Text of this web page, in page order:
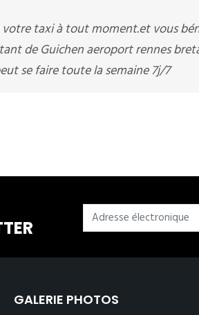
taxi à tout moment.et vous
de Guichen aeroport rennes
se faire toute la semaine 7j/7
GALERIE PHOTOS